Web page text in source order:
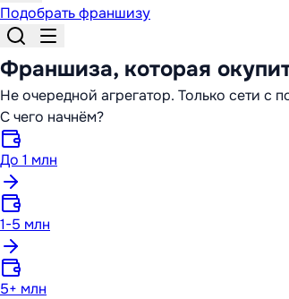
Подобрать франшизу
Франшиза, которая
Не очередной агрегатор. Только сети
С чего начнём?
До 1 млн
1-5 млн
5+ млн